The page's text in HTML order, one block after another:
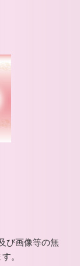
び画像等の無
。